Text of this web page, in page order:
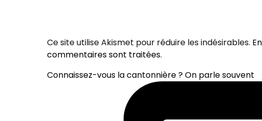
Ce site utilise Akismet pour réduire les indésirables.
commentaires sont traitées.
Connaissez-vous la cantonnière ? On parle souvent